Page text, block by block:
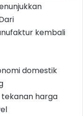
kembali
domestik
tekanan harga